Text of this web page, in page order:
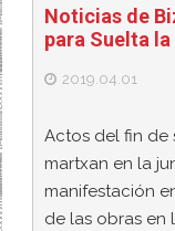
Noticias de
para Suelta
2019.04.01
Actos del fin de
martxan en la
manifestación
de las obras en